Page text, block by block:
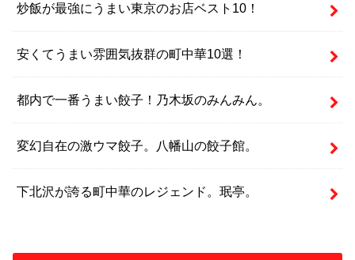
炒飯が最強にうまい東京のお店ベスト10！
安くてうまい雰囲気抜群の町中華10選！
都内で一番うまい餃子！乃木坂のみんみん。
変幻自在の激ウマ餃子。八幡山の餃子館。
下北沢が誇る町中華のレジェンド。珉亭。